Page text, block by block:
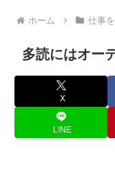
ホーム 仕事
多読にはオー
X
LINE